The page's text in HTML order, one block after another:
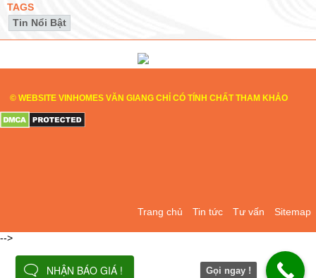
TAGS
Tin Nổi Bật
© WEBSITE VINHOMES VĂN GIANG CHỈ CÓ TÍNH CHẤT THAM KHẢO
Trang chủ Tin tức Tư vấn Sitemap
-->
Gọi ngay !
NHẬN BÁO GIÁ !